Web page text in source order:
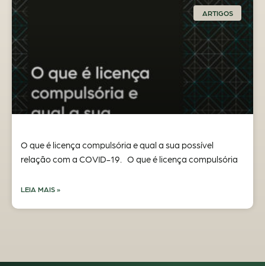
ARTIGOS
O que é licença compulsória e qual a sua possível
relação com a COVID-19. O que é licença compulsória
LEIA MAIS »